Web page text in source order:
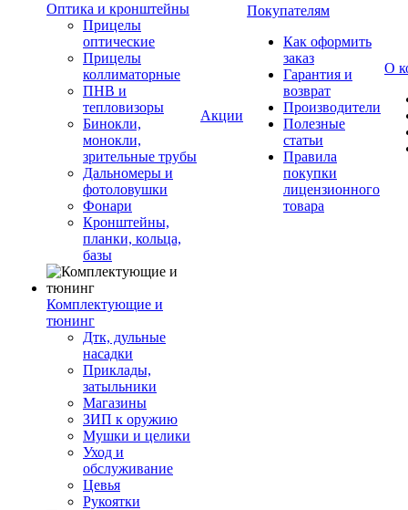
Оптика и кронштейны
Прицелы
оптические
Прицелы
коллиматорные
ПНВ и
тепловизоры
Бинокли,
монокли,
зрительные трубы
Дальномеры и
фотоловушки
Фонари
Кронштейны,
планки, кольца,
базы
Комплектующие и
тюнинг
Дтк, дульные
насадки
Приклады,
затыльники
Магазины
ЗИП к оружию
Мушки и целики
Уход и
обслуживание
Цевья
Рукоятки
Акции
Покупателям
Как оформить
заказ
Гарантия и
возврат
Производители
Полезные
статьи
Правила
покупки
лицензионного
товара
О